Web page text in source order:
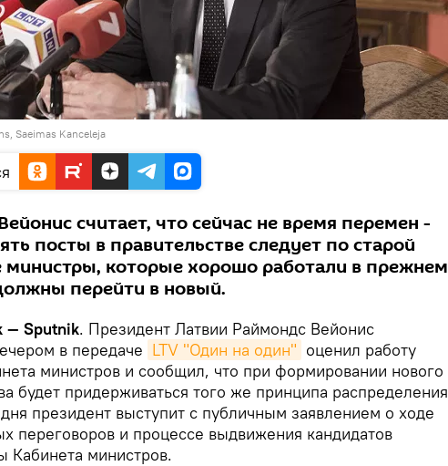
Saeimas Kanceleja
считает, что сейчас не время перемен -
посты в правительстве следует по старой
министры, которые хорошо работали в прежнем
перейти в новый.
— Sputnik. Президент Латвии Раймондс Вейонис
в передаче LTV "Один на один" оценил работу
министров и сообщил, что при формировании нового
будет придерживаться того же принципа распределения
президент выступит с публичным заявлением о ходе
переговоров и процессе выдвижения кандидатов
Кабинета министров.